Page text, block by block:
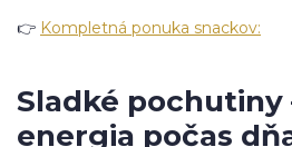
👉 Kompletná ponuka snackov:
Sladké pochutiny
energia počas